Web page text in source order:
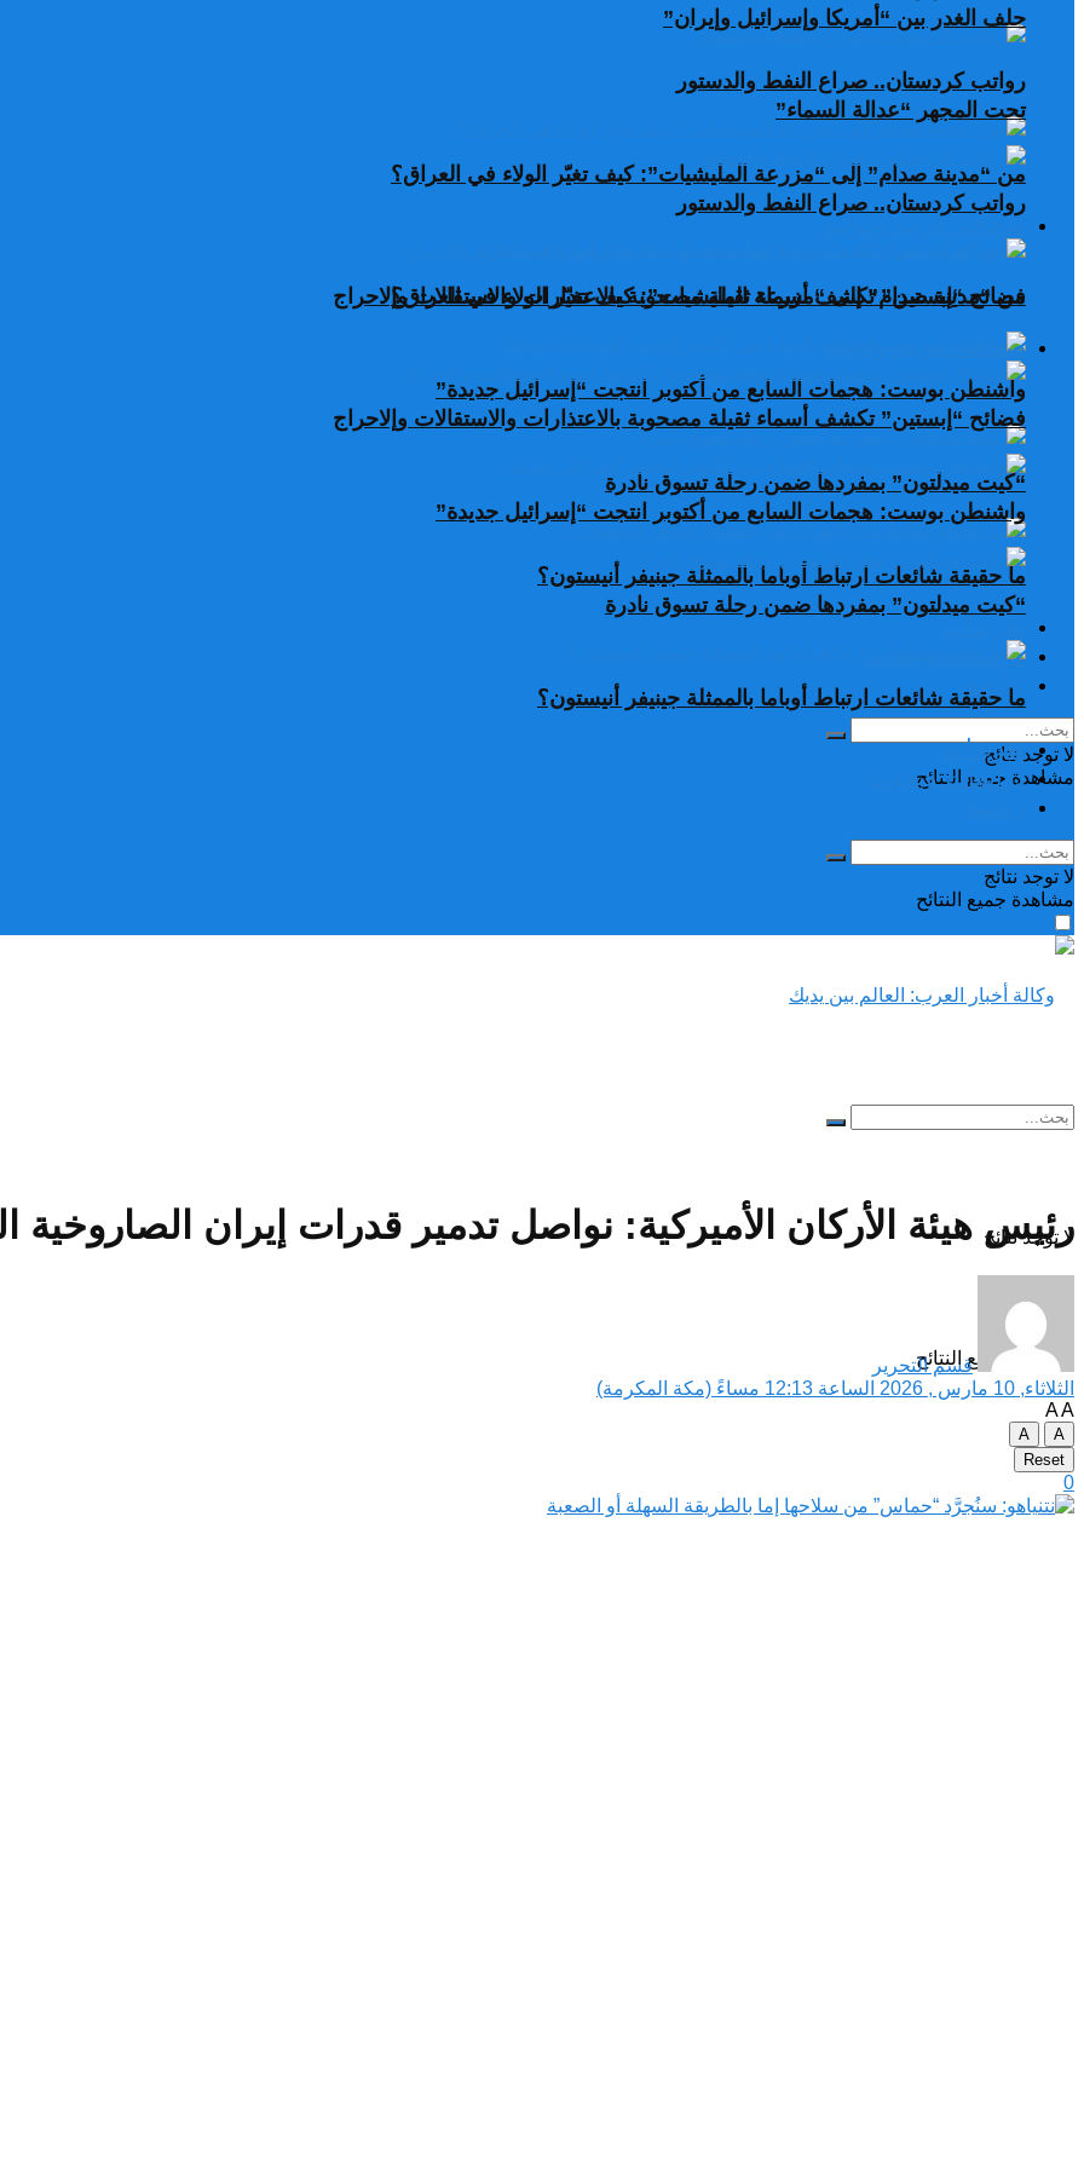
رواتب كردستان.. صراع النفط والدستور
من “مدينة صدام” إلى “مزرعة المليشيات”: كيف تغيّر الولاء في العراق؟
صحافة عربية ودولية
فضائح “إبستين” تكشف أسماء ثقيلة مصحوبة بالاعتذارات والاستقالات وإلاحراج
واشنطن بوست: هجمات السابع من أكتوبر انتجت “إسرائيل جديدة”
“كيت ميدلتون” بمفردها ضمن رحلة تسوق نادرة
ما حقيقة شائعات ارتباط أوباما بالممثلة جينيفر أنيستون؟
دراسات وبحوث
رياضة
لا توجد نتائج
مشاهدة جميع النتائح
حلف الغدر بين “أمريكا وإسرائيل وإيران”
تحت المجهر “عدالة السماء”
رواتب كردستان.. صراع النفط والدستور
من “مدينة صدام” إلى “مزرعة المليشيات”: كيف تغيّر الولاء في العراق؟
صحافة عربية ودولية
فضائح “إبستين” تكشف أسماء ثقيلة مصحوبة بالاعتذارات والاستقالات وإلاحراج
واشنطن بوست: هجمات السابع من أكتوبر انتجت “إسرائيل جديدة”
“كيت ميدلتون” بمفردها ضمن رحلة تسوق نادرة
ما حقيقة شائعات ارتباط أوباما بالممثلة جينيفر أنيستون؟
تغريدات
دراسات وبحوث
لا توجد نتائج
مشاهدة جميع النتائح
لا توجد نتائج
مشاهدة جميع النتائح
رئيس هيئة الأركان الأميركية: نواصل تدمير قدرات إيران الصاروخية
قسم التحرير
الثلاثاء, 10 مارس , 2026 الساعة 12:13 مساءً (مكة المكرمة)
AA
A
A
Reset
0